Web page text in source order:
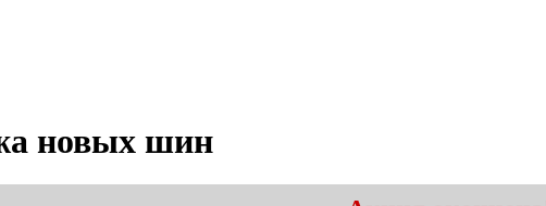
новых шин